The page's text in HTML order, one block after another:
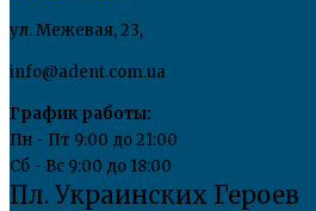
ул. Межевая, 23,
info@adent.com.ua
График работы:
Пн - Пт 9:00 до 21:00
Сб - Вс 9:00 до 18:00
Пл. Украинских Героев